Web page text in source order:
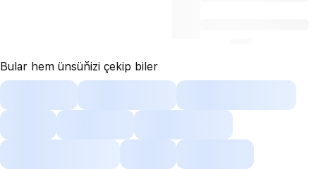
Bular hem ünsüňizi çekip biler